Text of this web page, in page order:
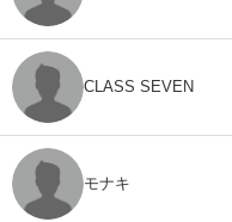
CLASS SEVEN
モナキ